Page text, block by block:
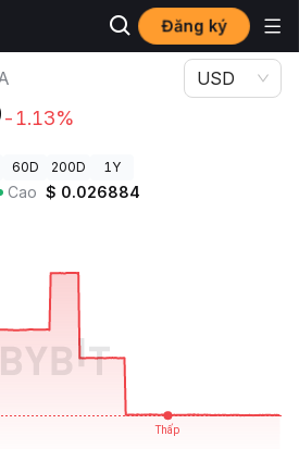
Đăng ký
-1.13%
USD
60D 200D 1Y
Cao $ 0.026884